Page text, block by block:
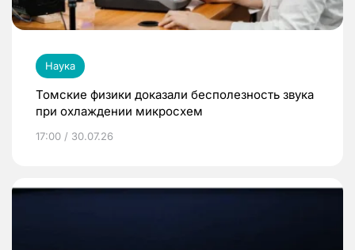
Наука
Томские физики доказали бесполезность звука
при охлаждении микросхем
17:00 / 30.07.26